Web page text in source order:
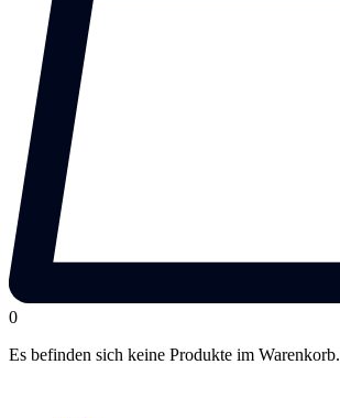
0
Es befinden sich keine Produkte im Warenkorb.